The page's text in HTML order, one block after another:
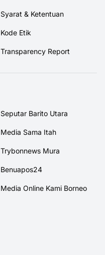
Syarat & Ketentuan
Kode Etik
Transparency Report
Seputar Barito Utara
Media Sama Itah
Trybonnews Mura
Benuapos24
Media Online Kami Borneo